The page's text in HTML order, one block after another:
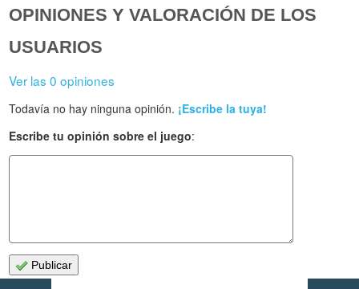
OPINIONES Y VALORACIÓN DE LOS
USUARIOS
Ver las 0 opiniones
Todavía no hay ninguna opinión. ¡Escribe la tuya!
Escribe tu opinión sobre el juego:
Publicar